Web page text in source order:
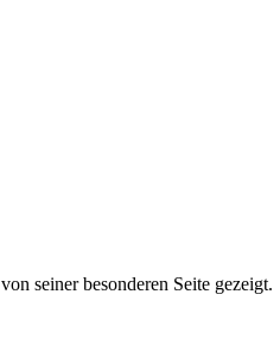
von seiner besonderen Seite gezeigt.